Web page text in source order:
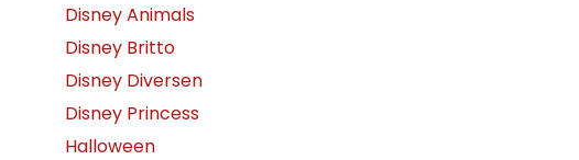
Disney Animals
Disney Britto
Disney Diversen
Disney Princess
Halloween